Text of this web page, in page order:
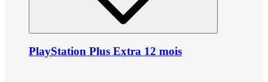
PlayStation Plus Extra 12 mois